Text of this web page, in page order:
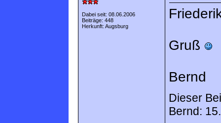
Dabei seit: 08.06.2006
Beiträge: 448
Herkunft: Augsburg
Gruß
Bernd
Dieser
Bernd: